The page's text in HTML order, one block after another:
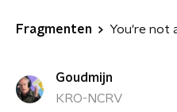
Fragmenten You're not
Goudmijn
KRO-NCRV